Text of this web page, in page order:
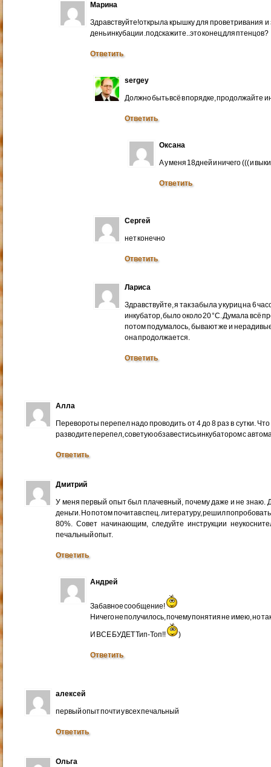
Марина
Здравствуйте!открыла крышку для проветривания
день инкубации .подскажите..это конец для птенцов?
Ответить
sergey
Должно быть всё в порядке, продолжайте
Ответить
Оксана
А у меня 18дней и ничего ((( и
Ответить
Сергей
нет конечно
Ответить
Лариса
Здравствуйте, я так забыла у куриц на 6
инкубатор, было около 20 °С. Думала всё
потом подумалось, бывают же и
она продолжается.
Ответить
Алла
Перевороты перепел надо проводить от 4 до 8 раз в сутки.
разводите перепел, советую обзавестись инкубатором с
Ответить
Дмитрий
У меня первый опыт был плачевный, почему даже и не знаю.
деньги. Но потом почитав спец. литературу, решил
80%. Совет начинающим, следуйте инструкции
печальный опыт.
Ответить
Андрей
Забавное сообщение!
Ничего не получилось, почему понятия не имею, но
И ВСЕ БУДЕТ Тип-Топ!! )
Ответить
алексей
первый опыт почти у всех печальный
Ответить
Ольга